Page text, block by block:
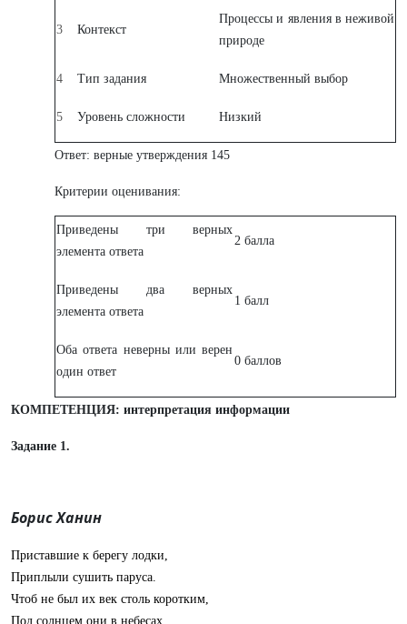
3 Контекст
Процессы и явления в неживой
природе
4 Тип задания Множественный выбор
5 Уровень сложности Низкий
Ответ: верные утверждения 145
Критерии оценивания:
Приведены три верных
элемента ответа
2 балла
Приведены два верных
элемента ответа
1 балл
Оба ответа неверны или верен
один ответ
0 баллов
КОМПЕТЕНЦИЯ: интерпретация информации
Задание 1.
Борис Ханин
Приставшие к берегу лодки,
Приплыли сушить паруса.
Чтоб не был их век столь коротким,
Под солнцем они в небесах